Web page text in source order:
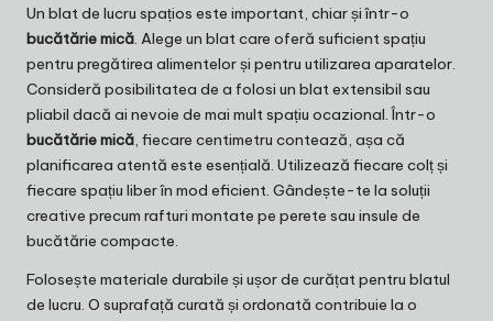
Un blat de lucru spațios este important, chiar și într-o
bucătărie mică. Alege un blat care oferă suficient spațiu
pentru pregătirea alimentelor și pentru utilizarea aparatelor.
Consideră posibilitatea de a folosi un blat extensibil sau
pliabil dacă ai nevoie de mai mult spațiu ocazional. Într-o
bucătărie mică, fiecare centimetru contează, așa că
planificarea atentă este esențială. Utilizează fiecare colț și
fiecare spațiu liber în mod eficient. Gândește-te la soluții
creative precum rafturi montate pe perete sau insule de
bucătărie compacte.
Folosește materiale durabile și ușor de curățat pentru blatul
de lucru. O suprafață curată și ordonată contribuie la o